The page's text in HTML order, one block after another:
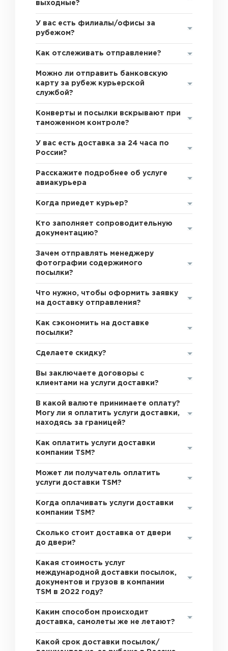
выходные?
У вас есть филиалы/офисы за
рубежом?
Как отслеживать отправление?
Можно ли отправить банковскую
карту за рубеж курьерской
службой?
Конверты и посылки вскрывают при
таможенном контроле?
У вас есть доставка за 24 часа по
России?
Расскажите подробнее об услуге
авиакурьера
Когда приедет курьер?
Кто заполняет сопроводительную
документацию?
Зачем отправлять менеджеру
фотографии содержимого
посылки?
Что нужно, чтобы оформить заявку
на доставку отправления?
Как сэкономить на доставке
посылки?
Сделаете скидку?
Вы заключаете договоры с
клиентами на услуги доставки?
В какой валюте принимаете оплату?
Могу ли я оплатить услуги доставки,
находясь за границей?
Как оплатить услуги доставки
компании TSM?
Может ли получатель оплатить
услуги доставки TSM?
Когда оплачивать услуги доставки
компании TSM?
Сколько стоит доставка от двери
до двери?
Какая стоимость услуг
международной доставки посылок,
документов и грузов в компании
TSM в 2022 году?
Каким способом происходит
доставка, самолеты же не летают?
Какой срок доставки посылок/